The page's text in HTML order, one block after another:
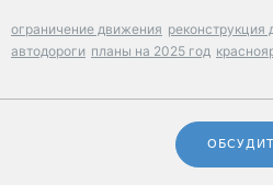
ограничение движения реконструкция
автодороги планы на 2025 год